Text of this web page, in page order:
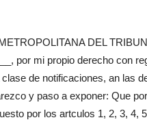
DEL
por mi propio derecho con
de notificaciones, an las
y paso a exponer: Que
por los artculos 1, 2, 3,